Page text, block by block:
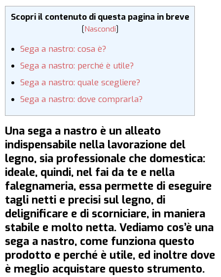
Scopri il contenuto di questa pagina in breve
[Nascondi]
Sega a nastro: cosa è?
Sega a nastro: perché è utile?
Sega a nastro: quale scegliere?
Sega a nastro: dove comprarla?
Una sega a nastro è un alleato
indispensabile nella lavorazione del
legno, sia professionale che domestica:
ideale, quindi, nel fai da te e nella
falegnameria, essa permette di eseguire
tagli netti e precisi sul legno, di
delignificare e di scorniciare, in maniera
stabile e molto netta. Vediamo cos’è una
sega a nastro, come funziona questo
prodotto e perché è utile, ed inoltre dove
è meglio acquistare questo strumento.